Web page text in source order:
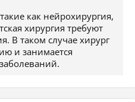
как нейрохирургия,
хирургия требуют
В таком случае хирург
и занимается